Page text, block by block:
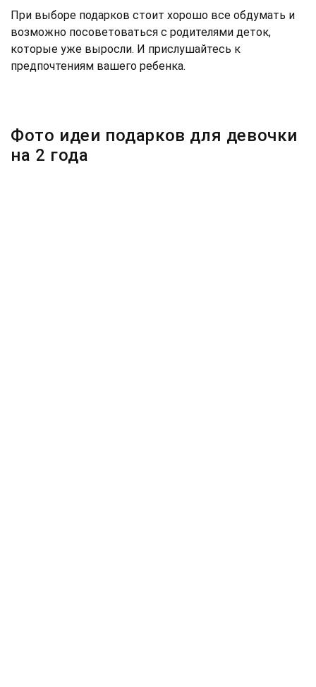
При выборе подарков стоит хорошо все обдумать и
возможно посоветоваться с родителями деток,
которые уже выросли. И прислушайтесь к
предпочтениям вашего ребенка.
Фото идеи подарков для девочки
на 2 года